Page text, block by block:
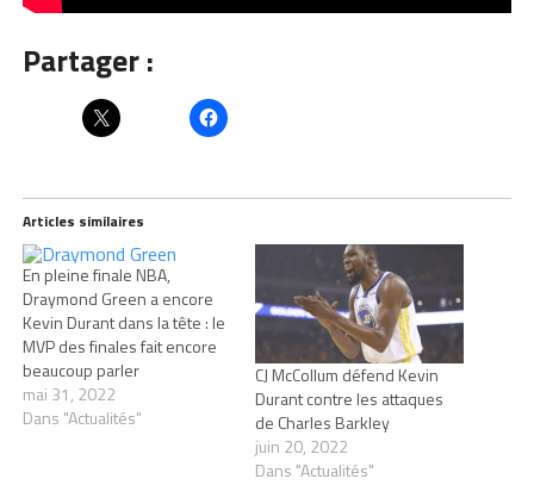
Partager :
Articles similaires
En pleine finale NBA,
Draymond Green a encore
Kevin Durant dans la tête : le
MVP des finales fait encore
beaucoup parler
mai 31, 2022
Dans "Actualités"
CJ McCollum défend Kevin
Durant contre les attaques
de Charles Barkley
juin 20, 2022
Dans "Actualités"